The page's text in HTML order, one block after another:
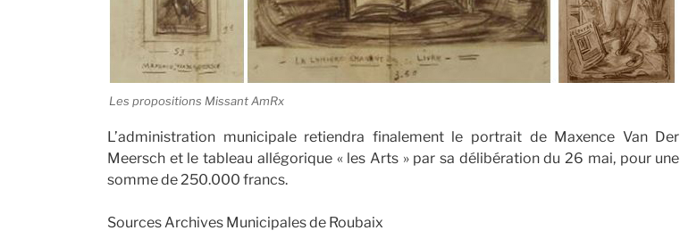
Les propositions Missant AmRx
L’administration municipale retiendra finalement le portrait de Maxence Van Der
Meersch et le tableau allégorique « les Arts » par sa délibération du 26 mai, pour une
somme de 250.000 francs.
Sources Archives Municipales de Roubaix